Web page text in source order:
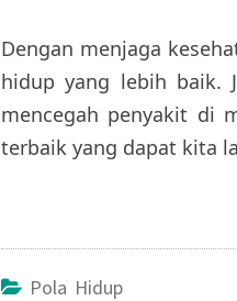
Dengan menjaga
hidup yang lebih baik.
mencegah penyakit di
terbaik yang dapat kita
Pola Hidup